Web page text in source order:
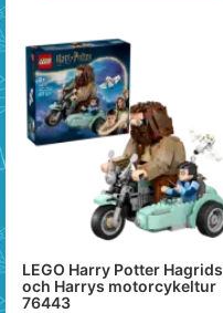
LEGO Harry Potter Hagrids
och Harrys motorcykeltur
76443